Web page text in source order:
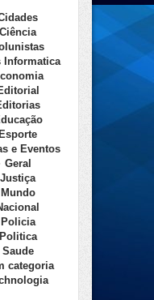
Ciência
Informatica
Esporte
e Eventos
Geral
Justiça
Mundo
Policia
Politica
Saude
categoria